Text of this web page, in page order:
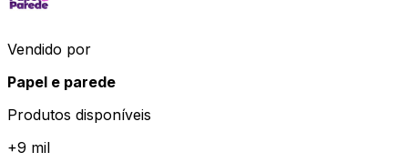
Vendido por
Papel e parede
Produtos disponíveis
+9 mil